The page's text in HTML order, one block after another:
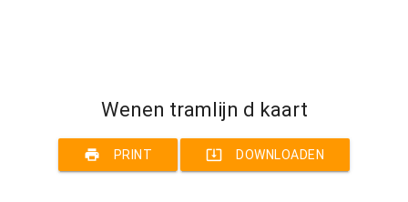
Wenen tramlijn d kaart
print PRINT system_update_alt DOWNLOADEN